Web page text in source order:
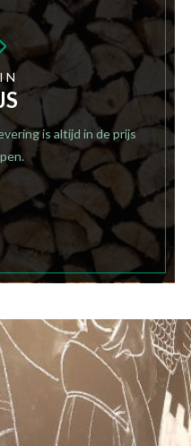
is altijd in de prijs